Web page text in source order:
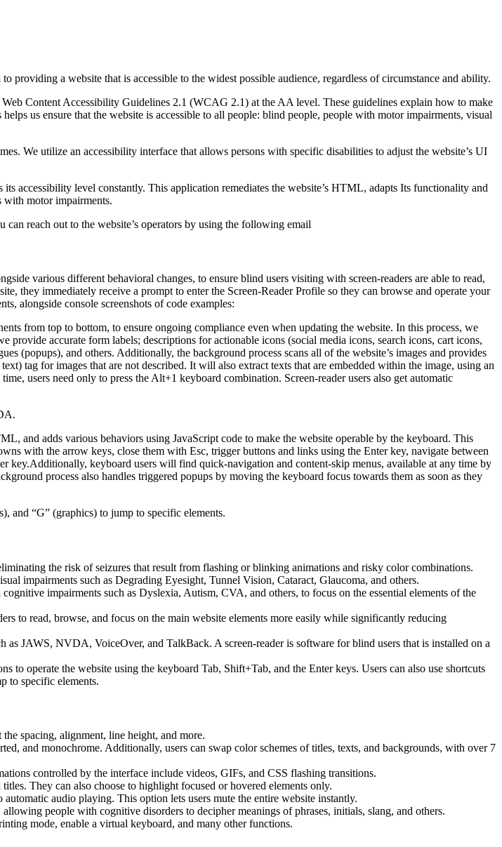
providing a website that is accessible to the widest possible audience, regardless of circumstance and ability.
Content Accessibility Guidelines 2.1 (WCAG 2.1) at the AA level. These guidelines explain how to make
us ensure that the website is accessible to all people: blind people, people with motor impairments, visual
We utilize an accessibility interface that allows persons with specific disabilities to adjust the website’s UI
accessibility level constantly. This application remediates the website’s HTML, adapts Its functionality and
with motor impairments.
reach out to the website’s operators by using the following email
various different behavioral changes, to ensure blind users visiting with screen-readers are able to read,
they immediately receive a prompt to enter the Screen-Reader Profile so they can browse and operate your
alongside console screenshots of code examples:
from top to bottom, to ensure ongoing compliance even when updating the website. In this process, we
accurate form labels; descriptions for actionable icons (social media icons, search icons, cart icons,
(popups), and others. Additionally, the background process scans all of the website’s images and provides
tag for images that are not described. It will also extract texts that are embedded within the image, using an
users need only to press the Alt+1 keyboard combination. Screen-reader users also get automatic
and adds various behaviors using JavaScript code to make the website operable by the keyboard. This
with the arrow keys, close them with Esc, trigger buttons and links using the Enter key, navigate between
key.Additionally, keyboard users will find quick-navigation and content-skip menus, available at any time by
process also handles triggered popups by moving the keyboard focus towards them as soon as they
and “G” (graphics) to jump to specific elements.
the risk of seizures that result from flashing or blinking animations and risky color combinations.
impairments such as Degrading Eyesight, Tunnel Vision, Cataract, Glaucoma, and others.
impairments such as Dyslexia, Autism, CVA, and others, to focus on the essential elements of the
to read, browse, and focus on the main website elements more easily while significantly reducing
as JAWS, NVDA, VoiceOver, and TalkBack. A screen-reader is software for blind users that is installed on a
to operate the website using the keyboard Tab, Shift+Tab, and the Enter keys. Users can also use shortcuts
to specific elements.
spacing, alignment, line height, and more.
and monochrome. Additionally, users can swap color schemes of titles, texts, and backgrounds, with over 7
controlled by the interface include videos, GIFs, and CSS flashing transitions.
They can also choose to highlight focused or hovered elements only.
audio playing. This option lets users mute the entire website instantly.
people with cognitive disorders to decipher meanings of phrases, initials, slang, and others.
mode, enable a virtual keyboard, and many other functions.